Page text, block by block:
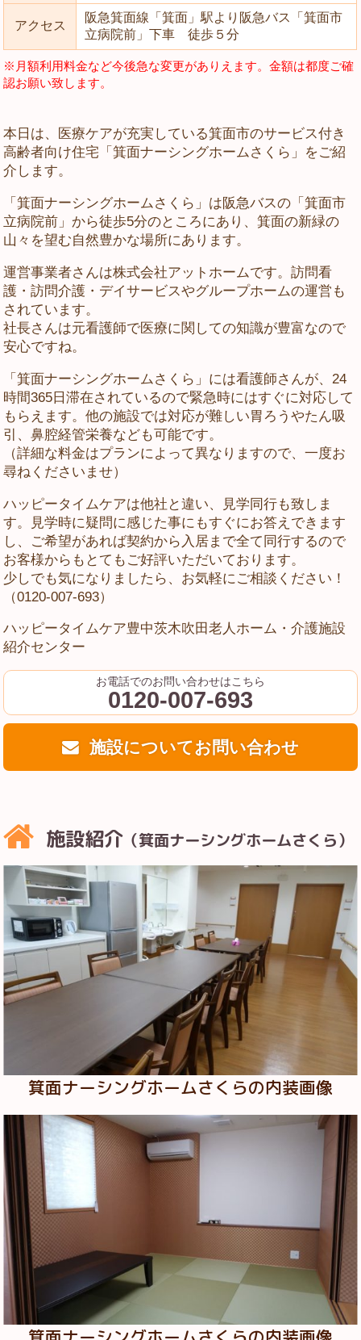
アクセス
阪急箕面線「箕面」駅より阪急バス「箕面市
立病院前」下車 徒歩５分
※月額利用料金など今後急な変更がありえます。金額は都度ご確
認お願い致します。
本日は、医療ケアが充実している箕面市のサービス付き
高齢者向け住宅「箕面ナーシングホームさくら」をご紹
介します。
「箕面ナーシングホームさくら」は阪急バスの「箕面市
立病院前」から徒歩5分のところにあり、箕面の新緑の
山々を望む自然豊かな場所にあります。
運営事業者さんは株式会社アットホームです。訪問看
護・訪問介護・デイサービスやグループホームの運営も
されています。
社長さんは元看護師で医療に関しての知識が豊富なので
安心ですね。
「箕面ナーシングホームさくら」には看護師さんが、24
時間365日滞在されているので緊急時にはすぐに対応して
もらえます。他の施設では対応が難しい胃ろうやたん吸
引、鼻腔経管栄養なども可能です。
（詳細な料金はプランによって異なりますので、一度お
尋ねくださいませ）
ハッピータイムケアは他社と違い、見学同行も致しま
す。見学時に疑問に感じた事にもすぐにお答えできます
し、ご希望があれば契約から入居まで全て同行するので
お客様からもとてもご好評いただいております。
少しでも気になりましたら、お気軽にご相談ください！
（0120-007-693）
ハッピータイムケア豊中茨木吹田老人ホーム・介護施設
紹介センター
お電話でのお問い合わせはこちら
0120-007-693
施設についてお問い合わせ
施設紹介 （箕面ナーシングホームさくら）
箕面ナーシングホームさくらの内装画像